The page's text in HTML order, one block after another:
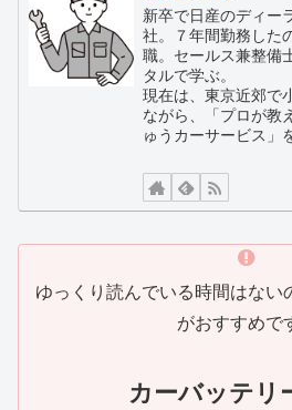
新卒で日産のディー
社。７年間勤務した
職。セールス兼整備
タルで学ぶ。
現在は、東京近郊で
ながら、「プロが教
ゅうカーサービス」
ゆっくり読んでいる時間はない
がおすすめで
カーバッテリ